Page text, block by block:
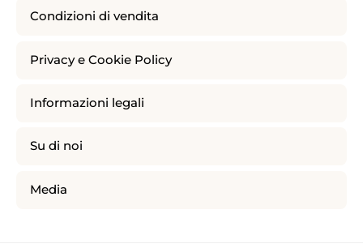
Condizioni di vendita
Privacy e Cookie Policy
Informazioni legali
Su di noi
Media